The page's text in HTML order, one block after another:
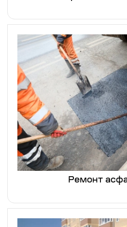
Ремонт